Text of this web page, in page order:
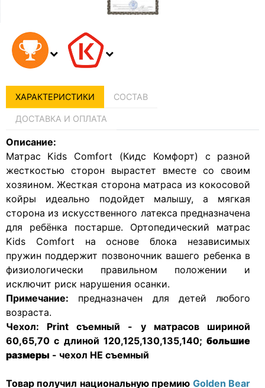
ДОСТАВКА И ОПЛАТА
Описание:
Матрас Kids Сomfort (Кидс Комфорт) с разной
жесткостью сторон вырастет вместе со своим
хозяином. Жесткая сторона матраса из кокосовой
койры идеально подойдет малышу, а мягкая
сторона из искусственного латекса предназначена
для ребёнка постарше. Ортопедический матрас
Kids Сomfort на основе блока независимых
пружин поддержит позвоночник вашего ребенка в
физиологически правильном положении и
исключит риск нарушения осанки.
Примечание:предназначен для детей любого
возраста.
60,65,70 с длиной 120,125,130,135,140; большие